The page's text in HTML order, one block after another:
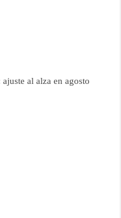
al alza en agosto